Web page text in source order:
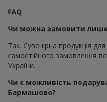
FAQ
Чи можна замовити лише
Так. Сувенірна продукція
самостійного замовлення
України.
Чи є можливість
Бармашово?